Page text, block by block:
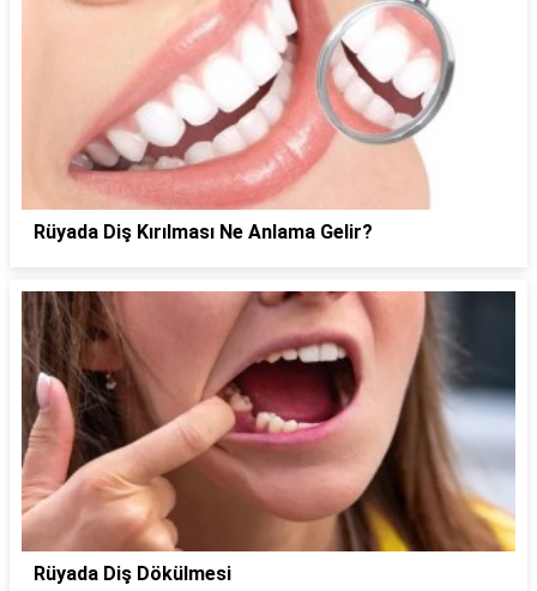
Rüyada Diş Kırılması Ne Anlama Gelir?
Rüyada Diş Dökülmesi